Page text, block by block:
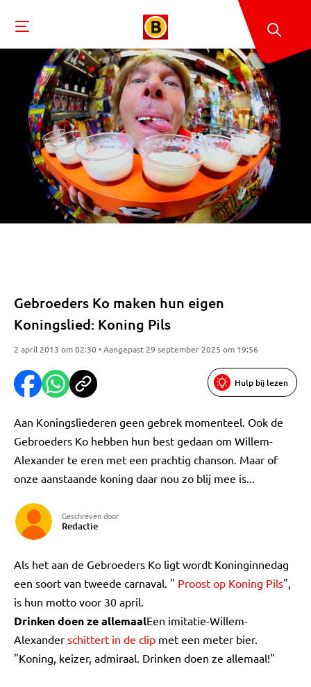
Gebroeders Ko maken hun eigen
Koningslied: Koning Pils
2 april 2013 om 02:30 • Aangepast 29 september 2025 om 19:56
Hulp bij lezen
Aan Koningsliederen geen gebrek momenteel. Ook de
Gebroeders Ko hebben hun best gedaan om Willem-
Alexander te eren met een prachtig chanson. Maar of
onze aanstaande koning daar nou zo blij mee is...
Geschreven door
Redactie
Als het aan de Gebroeders Ko ligt wordt Koninginnedag
een soort van tweede carnaval. " Proost op Koning Pils",
is hun motto voor 30 april.
Drinken doen ze allemaalEen imitatie-Willem-
Alexander schittert in de clip met een meter bier.
"Koning, keizer, admiraal. Drinken doen ze allemaal!"